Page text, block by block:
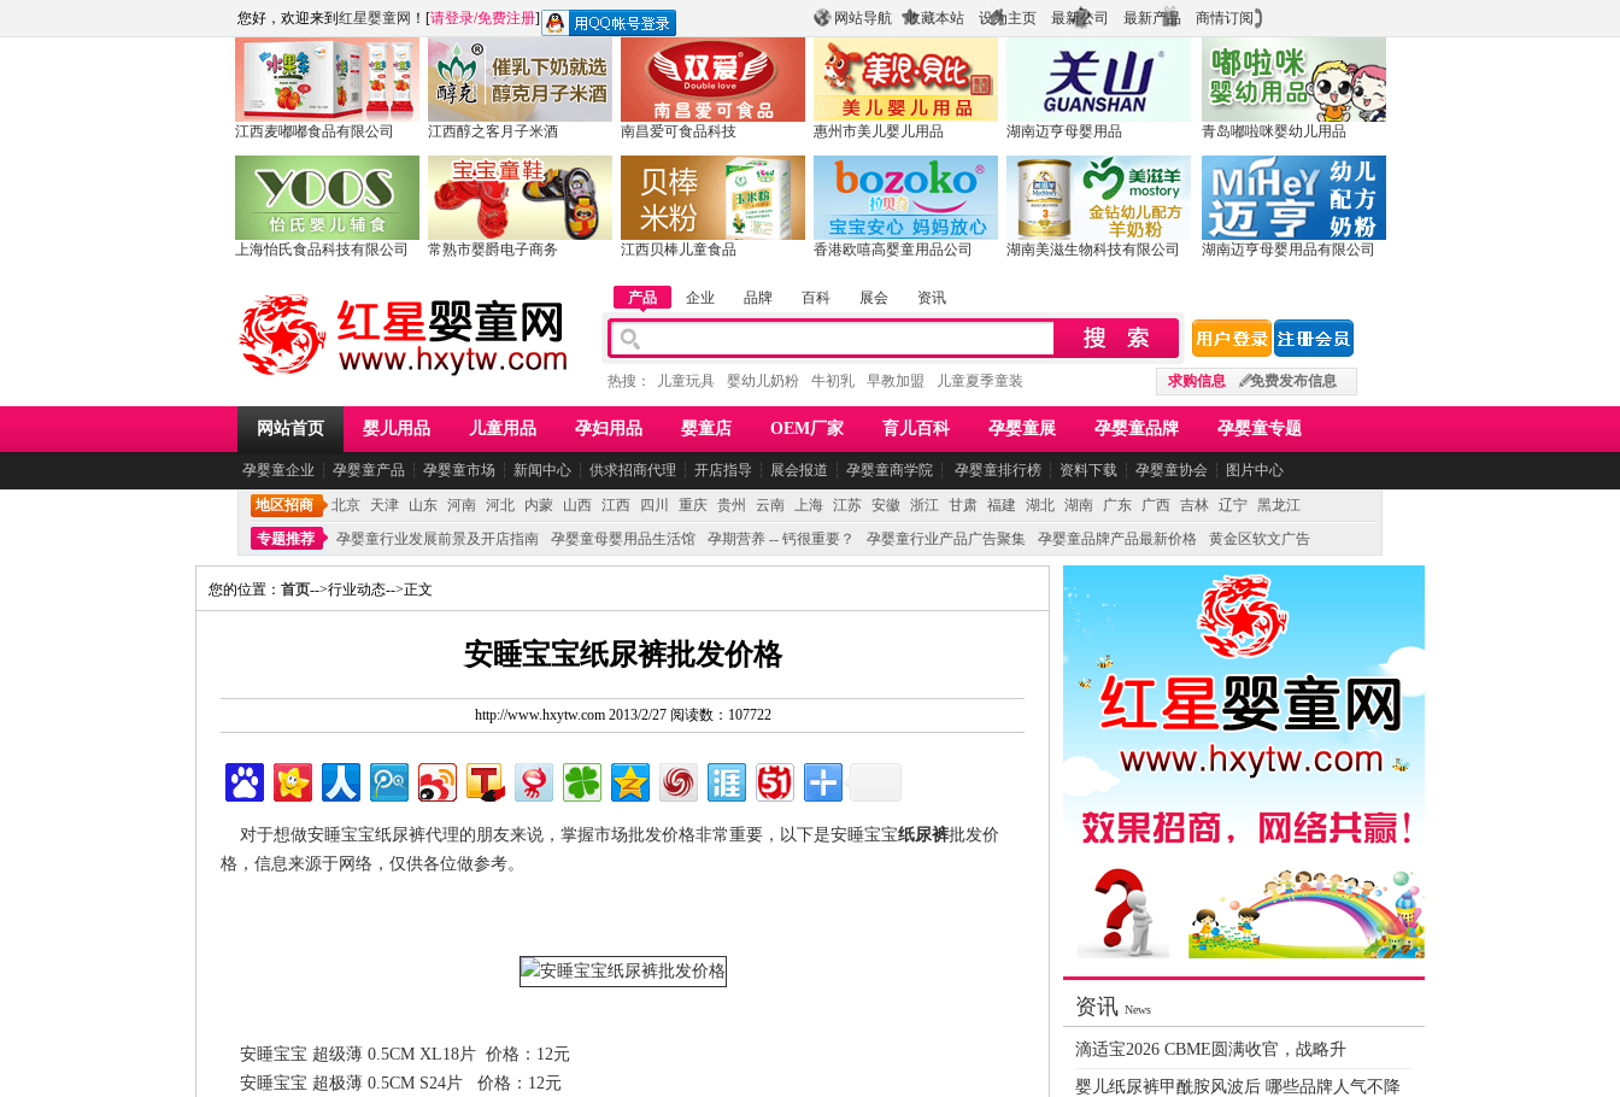
网站导航 收藏本站 设为主页 最新公司 最新产品 商情订阅
您好，欢迎来到 红星婴童网 ！[请登录/免费注册]
江西麦嘟嘟食品有限公司 江西醇之客月子米酒 南昌爱可食品科技 惠州市美儿婴儿用品 湖南迈亨母婴用品 青岛嘟啦咪婴幼儿用品
上海怡氏食品科技有限公司 常熟市婴爵电子商务 江西贝棒儿童食品 香港欧嘻高婴童用品公司 湖南美滋生物科技有限公司 湖南迈亨母婴用品有限公司
产品 企业 品牌 百科 展会 资讯
求购信息 免费发布信息
热搜： 儿童玩具 婴幼儿奶粉 牛初乳 早教加盟 儿童夏季童装
网站首页 婴儿用品 儿童用品 孕妇用品 婴童店 OEM厂家 育儿百科 孕婴童展 孕婴童品牌 孕婴童专题
孕婴童企业 ┆ 孕婴童产品 ┆ 孕婴童市场 ┆ 新闻中心 ┆ 供求招商代理 ┆ 开店指导 ┆ 展会报道 ┆ 孕婴童商学院 ┆ 孕婴童排行榜 ┆ 资料下载 ┆ 孕婴童协会 ┆ 图片中心
地区招商 北京 天津 山东 河南 河北 内蒙 山西 江西 四川 重庆 贵州 云南 上海 江苏 安徽 浙江 甘肃 福建 湖北 湖南 广东 广西 吉林 辽宁 黑龙江
专题推荐
孕婴童行业发展前景及开店指南 孕婴童母婴用品生活馆 孕期营养 -- 钙很重要？ 孕婴童行业产品广告聚集 孕婴童品牌产品最新价格 黄金区软文广告
您的位置： 首页-->行业动态-->正文
安睡宝宝纸尿裤批发价格
http://www.hxytw.com 2013/2/27 阅读数：107722
对于想做安睡宝宝纸尿裤代理的朋友来说，掌握市场批发价格非常重要，以下是安睡宝宝纸尿裤批发价
格，信息来源于网络，仅供各位做参考。
安睡宝宝 超级薄 0.5CM XL18片 价格：12元
安睡宝宝 超极薄 0.5CM S24片 价格：12元
资讯 News
滴适宝2026 CBME圆满收官，战略升
婴儿纸尿裤甲酰胺风波后 哪些品牌人气不降